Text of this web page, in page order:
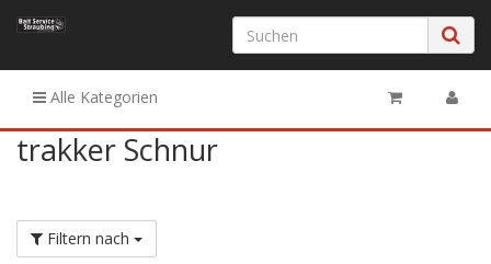
Alle Kategorien
trakker Schnur
Filtern nach